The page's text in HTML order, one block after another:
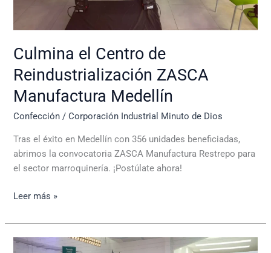
Culmina el Centro de
Reindustrialización ZASCA
Manufactura Medellín
Confección /Corporación Industrial Minuto de Dios
Tras el éxito en Medellín con 356 unidades beneficiadas,
abrimos la convocatoria ZASCA Manufactura Restrepo para
el sector marroquinería. ¡Postúlate ahora!
Leer más »
Clausura